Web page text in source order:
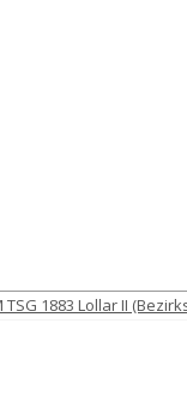
TSG 1883 Lollar II